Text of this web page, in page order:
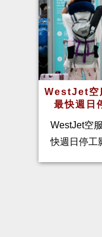
WestJet空
最快週日
WestJet空
快週日停工